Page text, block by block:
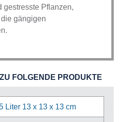
gestresste Pflanzen,
gängigen
FOLGENDE PRODUKTE